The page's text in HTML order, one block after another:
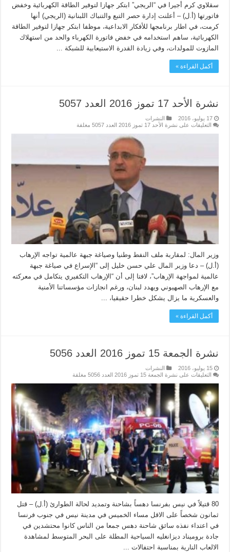
سقلاوي كرم أجيرا في “الريجي” ابتكر جهازا لتوفير الطاقة الكهربائية وخفض
فاتورتها (أ.ل) – أعلنت إدارة حصر التبع والتنباك اللبنانية (الريجي) أنها
كرمت، في اطار برنامجها للأفكار الابداعية، موظفا ابتكر جهازا لتوفير الطاقة
الكهربائية، ساهم استخدامه في خفض فاتورة الكهرباء والحد من استهلاك
المازوت للمولدات، وفي زيادة القدرة الاستيعابية للشبكة ...
أكمل القراءة »
نشرة الأحد 17 تموز 2016 العدد 5057
17 يوليو، 2016
النشرات
التعليقات على نشرة الأحد 17 تموز 2016 العدد 5057 مغلقة
وزير المال: لمقاربة ملف النفط وطنيا وصياغة جبهة عالمية تواجه الإرهاب
(أ.ل) – دعا وزير المال علي حسن خليل إلى “الإسراع في صياغة جبهة
عالمية لمواجهة الإرهاب”، لافتا إلى أن “الإرهاب التكفيري يتكامل في معركته
مع الإرهاب الصهيوني ويهدد لبنان، ورغم انجازات مؤسساتنا الأمنية
والعسكرية ما يزال يشكل خطرا حقيقيا، ...
أكمل القراءة »
نشرة الجمعة 15 تموز 2016 العدد 5056
15 يوليو، 2016
النشرات
التعليقات على نشرة الجمعة 15 تموز 2016 العدد 5056 مغلقة
80 قتيلاً في نيس بفرنسا دهساً بشاحنة وتمديد لحالة الطوارئ (أ.ل) – قتل
ثمانون شخصاً على الاقل مساء الخميس في مدينة نيس في جنوب فرنسا
في اعتداء نفذه سائق شاحنة دهس جمعا من الناس كانوا محتشدين في
جادة بروميناد ديزانغليه السياحية المطلة على البحر المتوسط لمشاهدة
الالعاب النارية بمناسبة احتفالات ...